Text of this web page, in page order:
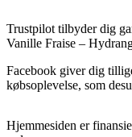
Trustpilot tilbyder dig
Vanille Fraise –
Facebook giver dig
købsoplevelse, som
Hjemmesiden er